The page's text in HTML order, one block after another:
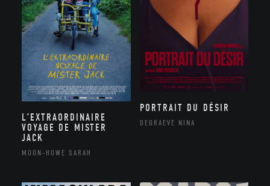
L’EXTRAORDINAIRE
VOYAGE DE MISTER
JACK
MOON-HOWE SARAH
PORTRAIT DU DÉSIR
DEGRAEVE NINA